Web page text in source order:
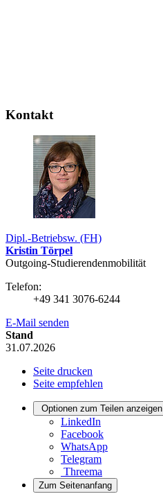
Kontakt
Dipl.-Betriebsw. (FH)
Kristin Törpel
Outgoing-Studierendenmobilität
Telefon:
+49 341 3076-6244
E-Mail senden
Stand
31.07.2026
Seite drucken
Seite empfehlen
Optionen zum Teilen anzeigen
LinkedIn
Facebook
WhatsApp
Telegram
Threema
Zum Seitenanfang